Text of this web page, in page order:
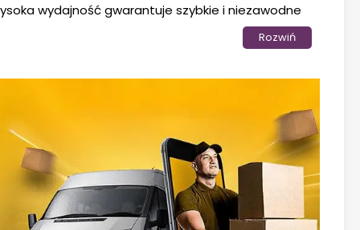
wydajność gwarantuje szybkie i niezawodne
podczas długotrwałego użytkowania.
takie jak regulacja głębokości wbijania, tryb
co zwiększa wszechstronność i
są z najwyższej jakości materiałów, co
pracy.
Rozwiń